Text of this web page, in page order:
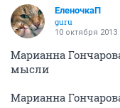
ЕленочкаП
guru
10 октября 2013
Марианна
мысли
Марианна